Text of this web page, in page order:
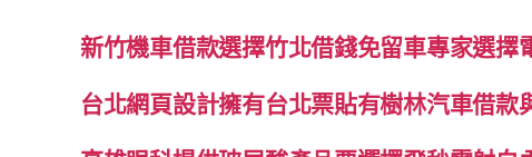
新竹機車借款選擇竹北借錢免留車專家選擇
台北網頁設計擁有台北票貼有樹林汽車借款